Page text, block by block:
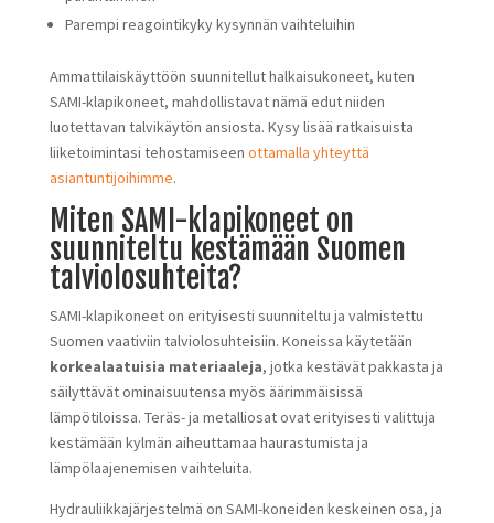
Parempi reagointikyky kysynnän vaihteluihin
Ammattilaiskäyttöön suunnitellut halkaisukoneet, kuten
SAMI-klapikoneet, mahdollistavat nämä edut niiden
luotettavan talvikäytön ansiosta. Kysy lisää ratkaisuista
liiketoimintasi tehostamiseen ottamalla yhteyttä
asiantuntijoihimme.
Miten SAMI-klapikoneet on
suunniteltu kestämään Suomen
talviolosuhteita?
SAMI-klapikoneet on erityisesti suunniteltu ja valmistettu
Suomen vaativiin talviolosuhteisiin. Koneissa käytetään
korkealaatuisia materiaaleja, jotka kestävät pakkasta ja
säilyttävät ominaisuutensa myös äärimmäisissä
lämpötiloissa. Teräs- ja metalliosat ovat erityisesti valittuja
kestämään kylmän aiheuttamaa haurastumista ja
lämpölaajenemisen vaihteluita.
Hydrauliikkajärjestelmä on SAMI-koneiden keskeinen osa, ja